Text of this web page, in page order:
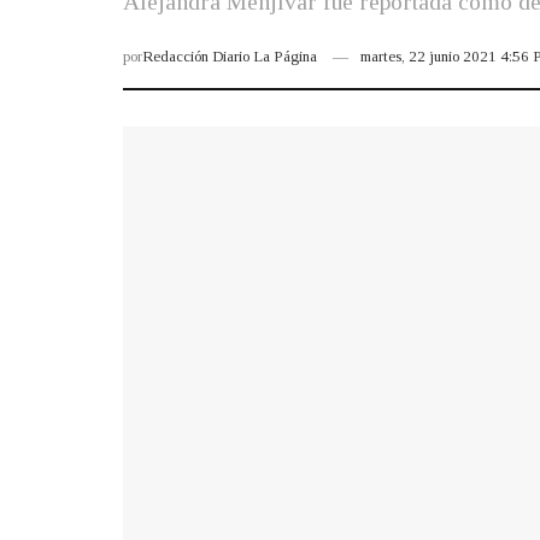
porRedacción Diario La Página martes, 22 junio 2021 4:56